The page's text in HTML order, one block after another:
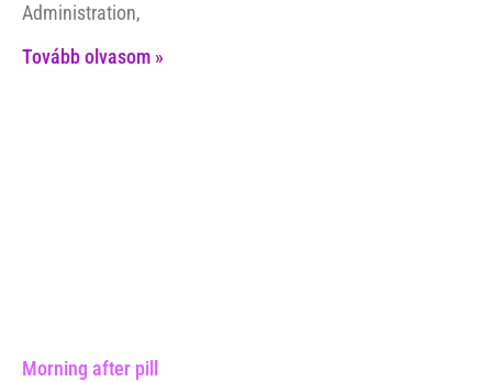
Administration,
Tovább olvasom »
Morning after pill